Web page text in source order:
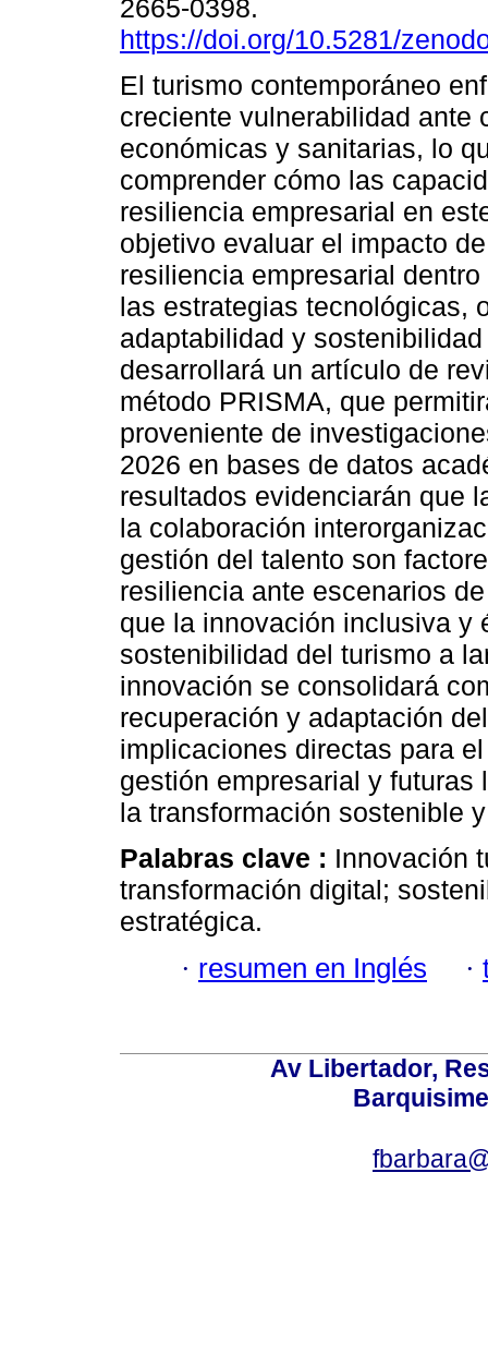
2665-0398.
https://doi.org/10.5281/
El turismo contemporáneo
creciente vulnerabilidad ante
económicas y sanitarias, lo
comprender cómo las
resiliencia empresarial en
objetivo evaluar el impacto
resiliencia empresarial
las estrategias tecnológicas,
adaptabilidad y
desarrollará un artículo de
método PRISMA, que
proveniente de
2026 en bases de datos
resultados evidenciarán que
la colaboración
gestión del talento son
resiliencia ante escenarios
que la innovación inclusiva y
sostenibilidad del turismo a
innovación se consolidará
recuperación y adaptación
implicaciones directas para
gestión empresarial y
la transformación sostenible
Palabras clave : Innovación
transformación digital;
estratégica.
· resumen en Inglés ·
Av Libertador,